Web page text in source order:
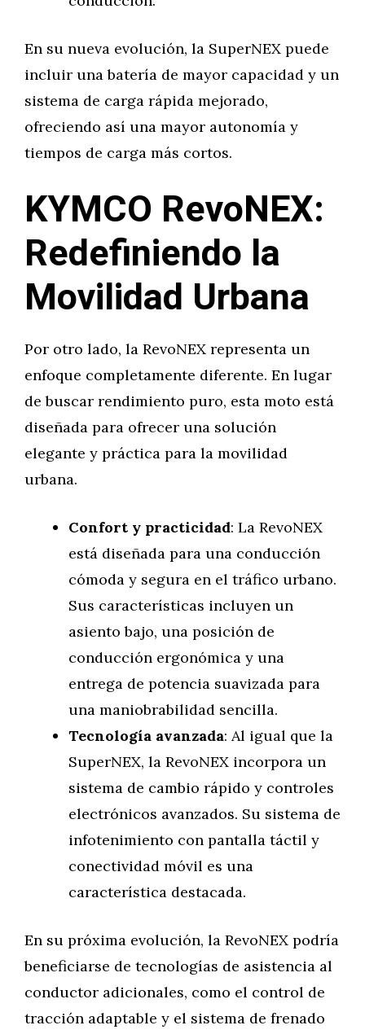
En su nueva evolución, la SuperNEX puede
incluir una batería de mayor capacidad y un
sistema de carga rápida mejorado,
ofreciendo así una mayor autonomía y
tiempos de carga más cortos.
KYMCO RevoNEX:
Redefiniendo la
Movilidad Urbana
Por otro lado, la RevoNEX representa un
enfoque completamente diferente. En lugar
de buscar rendimiento puro, esta moto está
diseñada para ofrecer una solución
elegante y práctica para la movilidad
urbana.
Confort y practicidad: La RevoNEX
está diseñada para una conducción
cómoda y segura en el tráfico urbano.
Sus características incluyen un
asiento bajo, una posición de
conducción ergonómica y una
entrega de potencia suavizada para
una maniobrabilidad sencilla.
Tecnología avanzada: Al igual que la
SuperNEX, la RevoNEX incorpora un
sistema de cambio rápido y controles
electrónicos avanzados. Su sistema de
infotenimiento con pantalla táctil y
conectividad móvil es una
característica destacada.
En su próxima evolución, la RevoNEX podría
beneficiarse de tecnologías de asistencia al
conductor adicionales, como el control de
tracción adaptable y el sistema de frenado